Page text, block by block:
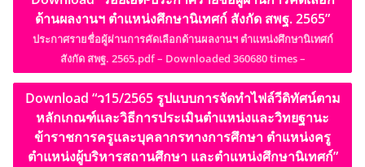
ด้านผลงานฯ ตำแหน่งศึกษานิเทศก์ สังกัด สพฐ. 2565”
ประกาศรายชื่อผู้ผ่านการคัดเลือกด้านผลงานฯ ตำแหน่งศึกษานิเทศก์
สังกัด สพฐ. 2565.pdf – Downloaded 360680 times –
Download “ว15/2565 รูปแบบการจัดทำไฟล์วีดิทัศน์ตาม
หลักเกณฑ์และวิธีการประเมินตำแหน่งและวิทยฐานะ
ข้าราชการครูและบุคลากรทางการศึกษา ตำแหน่งครู
ตำแหน่งผู้บริหารสถานศึกษา และตำแหน่งศึกษานิเทศก์”